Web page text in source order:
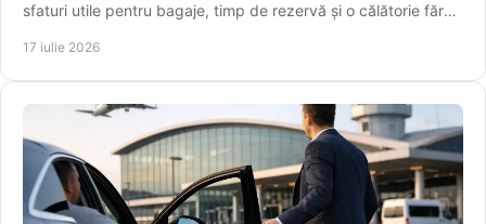
sfaturi utile pentru bagaje, timp de rezervă și o călătorie fără
17 iulie 2026